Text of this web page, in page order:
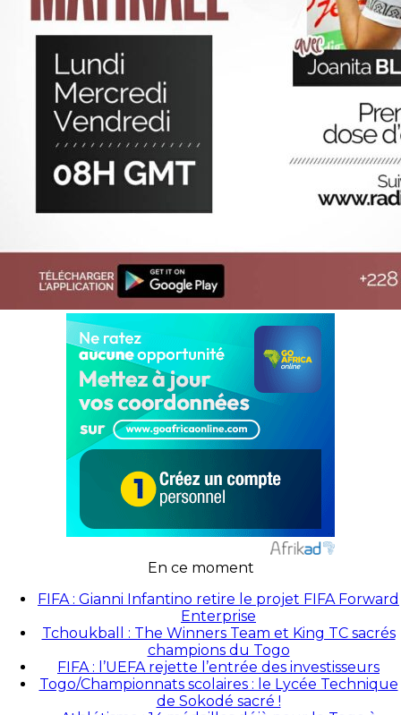
En ce moment
FIFA : Gianni Infantino retire le projet FIFA Forward
Enterprise
Tchoukball : The Winners Team et King TC sacrés
champions du Togo
FIFA : l’UEFA rejette l’entrée des investisseurs
Togo/Championnats scolaires : le Lycée Technique
de Sokodé sacré !